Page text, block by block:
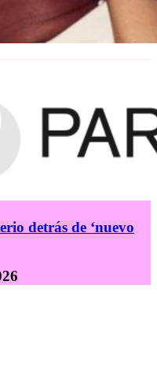
detrás de ‘nuevo